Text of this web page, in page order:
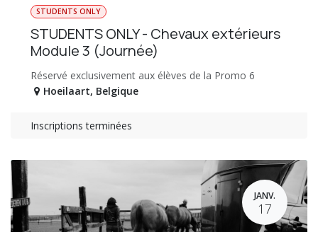
STUDENTS ONLY
STUDENTS ONLY - Chevaux extérieurs
Module 3 (Journée)
Réservé exclusivement aux élèves de la Promo 6
Hoeilaart, Belgique
Inscriptions terminées
JANV.
17